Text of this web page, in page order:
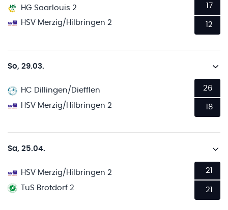
HG Saarlouis 2
HSV Merzig/Hilbringen 2
17
12
So, 29.03.
HC Dillingen/Diefflen
HSV Merzig/Hilbringen 2
26
18
Sa, 25.04.
HSV Merzig/Hilbringen 2
TuS Brotdorf 2
21
21